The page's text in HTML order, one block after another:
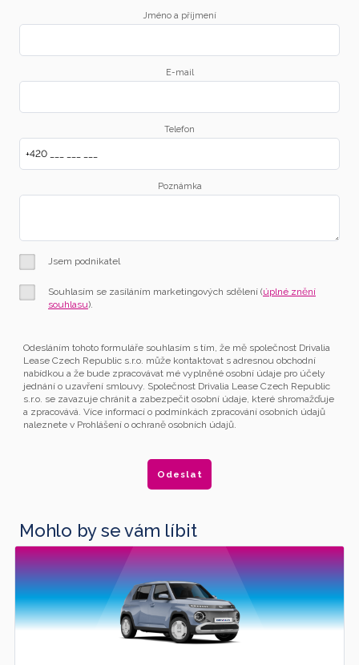
Jméno a příjmení
E-mail
Telefon
Poznámka
Jsem podnikatel
Souhlasím se zasíláním marketingových sdělení (úplné znění
souhlasu).
Odesláním tohoto formuláře souhlasím s tím, že mě společnost Drivalia
Lease Czech Republic s.r.o. může kontaktovat s adresnou obchodní
nabídkou a že bude zpracovávat mé vyplněné osobní údaje pro účely
jednání o uzavření smlouvy. Společnost Drivalia Lease Czech Republic
s.r.o. se zavazuje chránit a zabezpečit osobní údaje, které shromažďuje
a zpracovává. Více informací o podmínkách zpracování osobních údajů
naleznete v Prohlášení o ochraně osobních údajů.
Mohlo by se vám líbit